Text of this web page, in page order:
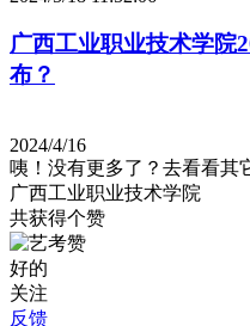
广西工业职业技术学院
布？
2024/4/16
咦！没有更多了？去看看其
广西工业职业技术学院
共获得个赞
好的
关注
反馈